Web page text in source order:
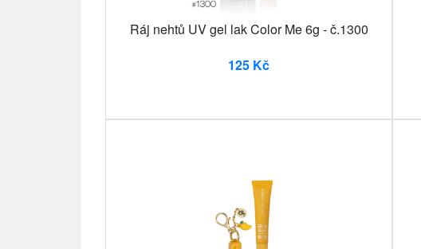
Ráj nehtů UV gel lak Color Me 6g - č.1300
125 Kč